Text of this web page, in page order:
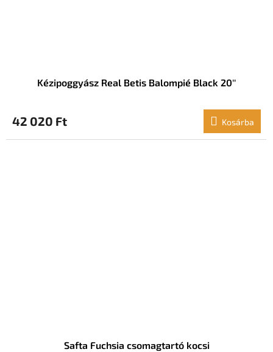
Kézipoggyász Real Betis Balompié Black 20''
42 020 Ft Kosárba
Safta Fuchsia csomagtartó kocsi